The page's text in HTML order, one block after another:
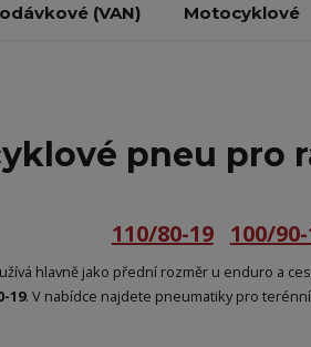
(VAN) Motocyklové
pneu pro
110/80-19 100/
hlavně jako přední rozměr u enduro a
19. V nabídce najdete pneumatiky pro